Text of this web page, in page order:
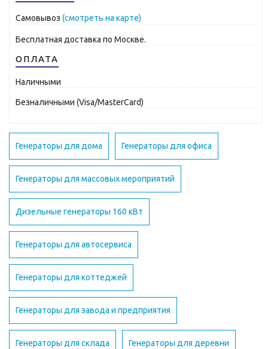
Самовывоз (смотреть на карте)
Бесплатная доставка по Москве.
ОПЛАТА
Наличными
Безналичными (Visa/MasterCard)
Генераторы для дома Генераторы для офиса
Генераторы для массовых мероприятий
Дизельные генераторы 160 кВт
Генераторы для автосервиса
Генераторы для коттеджей
Генераторы для завода и предприятия
Генераторы для склада Генераторы для деревни